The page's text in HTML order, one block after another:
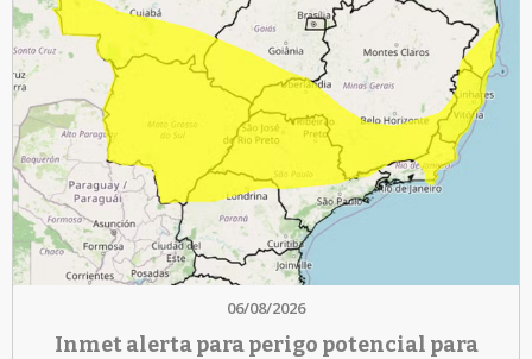
06/08/2026
Inmet alerta para perigo potencial para